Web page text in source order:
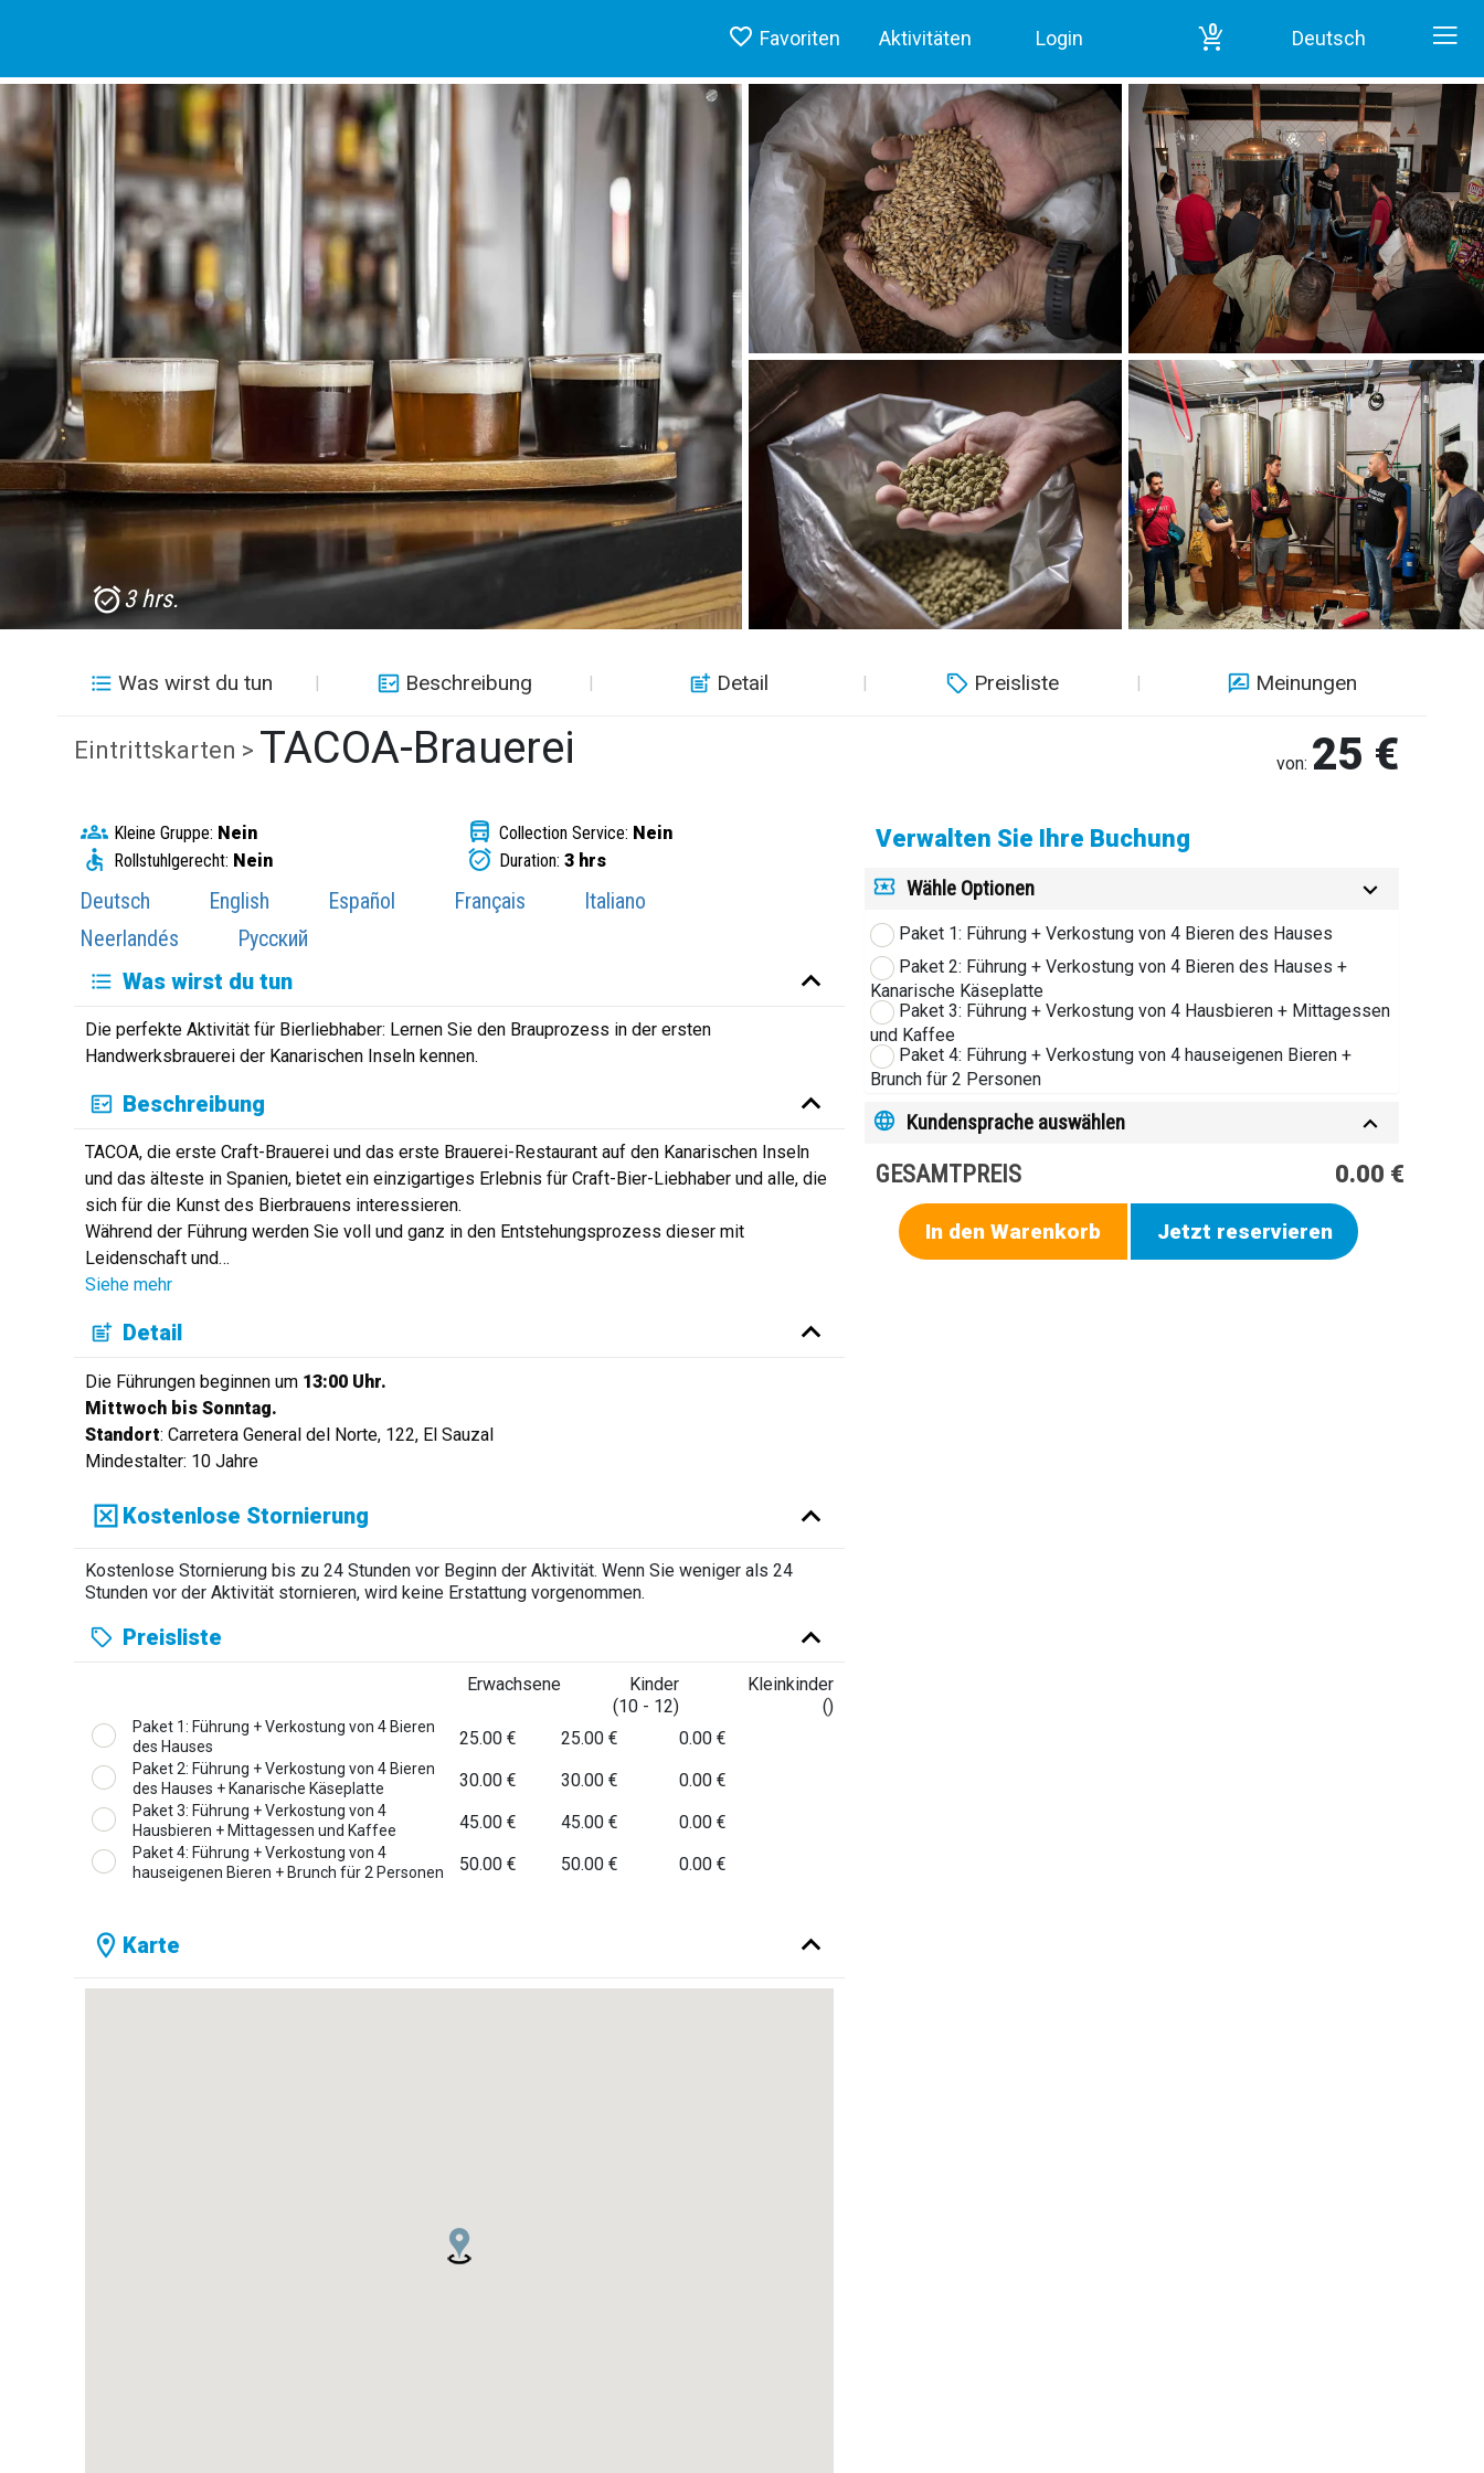
Favoriten Aktivitäten Login 0 Deutsch
3 hrs.
Was wirst du tun Beschreibung Detail Preisliste Meinungen
Eintrittskarten > TACOA-Brauerei von: 25 €
Kleine Gruppe: Nein Collection Service: Nein
Rollstuhlgerecht: Nein Duration: 3 hrs
Deutsch English Español Français
Italiano
Neerlandés
Русский
Was wirst du tun
Die perfekte Aktivität für Bierliebhaber: Lernen Sie den Brauprozess in der ersten
Handwerksbrauerei der Kanarischen Inseln kennen.
Beschreibung
TACOA, die erste Craft-Brauerei und das erste Brauerei-Restaurant auf den Kanarischen Inseln
und das älteste in Spanien, bietet ein einzigartiges Erlebnis für Craft-Bier-Liebhaber und alle, die
sich für die Kunst des Bierbrauens interessieren.
Während der Führung werden Sie voll und ganz in den Entstehungsprozess dieser mit
Leidenschaft und…
Siehe mehr
Detail
Die Führungen beginnen um 13:00 Uhr.
Mittwoch bis Sonntag.
Standort: Carretera General del Norte, 122, El Sauzal
Mindestalter: 10 Jahre
Kostenlose Stornierung
Kostenlose Stornierung bis zu 24 Stunden vor Beginn der Aktivität. Wenn Sie weniger als 24
Stunden vor der Aktivität stornieren, wird keine Erstattung vorgenommen.
Preisliste
Erwachsene
Kinder
(10 - 12)
Kleinkinder
()
Paket 1: Führung + Verkostung von 4 Bieren
des Hauses
25.00 € 25.00 € 0.00 €
Paket 2: Führung + Verkostung von 4 Bieren
des Hauses + Kanarische Käseplatte
30.00 € 30.00 € 0.00 €
Paket 3: Führung + Verkostung von 4
Hausbieren + Mittagessen und Kaffee
45.00 € 45.00 € 0.00 €
Paket 4: Führung + Verkostung von 4
hauseigenen Bieren + Brunch für 2 Personen
50.00 € 50.00 € 0.00 €
Karte
Verwalten Sie Ihre Buchung
Wähle Optionen
Paket 1: Führung + Verkostung von 4 Bieren des Hauses
Paket 2: Führung + Verkostung von 4 Bieren des Hauses +
Kanarische Käseplatte
Paket 3: Führung + Verkostung von 4 Hausbieren + Mittagessen
und Kaffee
Paket 4: Führung + Verkostung von 4 hauseigenen Bieren +
Brunch für 2 Personen
Kundensprache auswählen
GESAMTPREIS 0.00 €
In den Warenkorb Jetzt reservieren